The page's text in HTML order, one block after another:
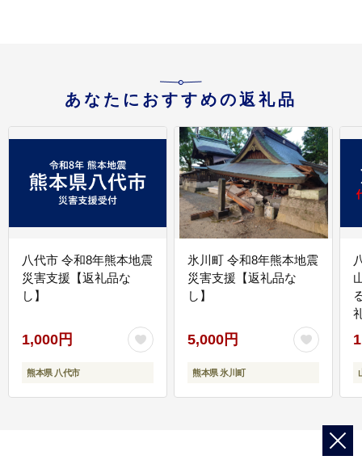
あなたにおすすめの返礼品
八代市 令和8年熊本地震
災害支援【返礼品な
し】
1,000円
熊本県 八代市
氷川町 令和8年熊本地震
災害支援【返礼品な
し】
5,000円
熊本県 氷川町